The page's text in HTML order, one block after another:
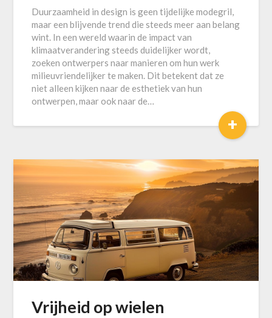
Duurzaamheid in design is geen tijdelijke modegril,
maar een blijvende trend die steeds meer aan belang
wint. In een wereld waarin de impact van
klimaatverandering steeds duidelijker wordt,
zoeken ontwerpers naar manieren om hun werk
milieuvriendelijker te maken. Dit betekent dat ze
niet alleen kijken naar de esthetiek van hun
ontwerpen, maar ook naar de…
+
Vrijheid op wielen